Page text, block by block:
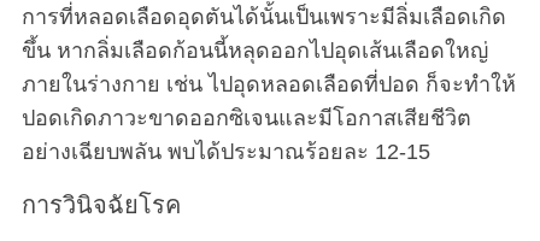
การที่หลอดเลือดอุดตันได้นั้นเป็นเพราะมีลิ่มเลือดเกิด
ขึ้น หากลิ่มเลือดก้อนนี้หลุดออกไปอุดเส้นเลือดใหญ่
ภายในร่างกาย เช่น ไปอุดหลอดเลือดที่ปอด ก็จะทำให้
ปอดเกิดภาวะขาดออกซิเจนและมีโอกาสเสียชีวิต
อย่างเฉียบพลัน พบได้ประมาณร้อยละ 12-15
การวินิจฉัยโรค